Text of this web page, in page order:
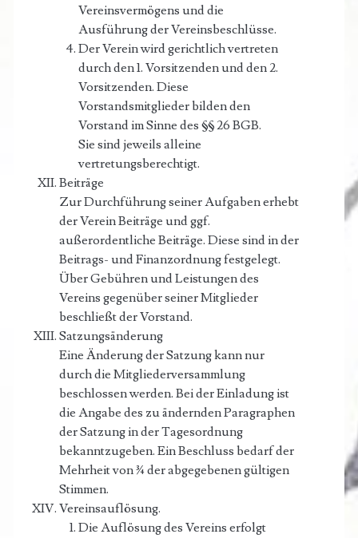
Vereinsvermögens und die
Ausführung der Vereinsbeschlüsse.
Der Verein wird gerichtlich vertreten
durch den 1. Vorsitzenden und den 2.
Vorsitzenden. Diese
Vorstandsmitglieder bilden den
Vorstand im Sinne des §§ 26 BGB.
Sie sind jeweils alleine
vertretungsberechtigt.
Beiträge
Zur Durchführung seiner Aufgaben erhebt
der Verein Beiträge und ggf.
außerordentliche Beiträge. Diese sind in der
Beitrags- und Finanzordnung festgelegt.
Über Gebühren und Leistungen des
Vereins gegenüber seiner Mitglieder
beschließt der Vorstand.
Satzungsänderung
Eine Änderung der Satzung kann nur
durch die Mitgliederversammlung
beschlossen werden. Bei der Einladung ist
die Angabe des zu ändernden Paragraphen
der Satzung in der Tagesordnung
bekanntzugeben. Ein Beschluss bedarf der
Mehrheit von ¾ der abgegebenen gültigen
Stimmen.
Vereinsauflösung.
Die Auflösung des Vereins erfolgt